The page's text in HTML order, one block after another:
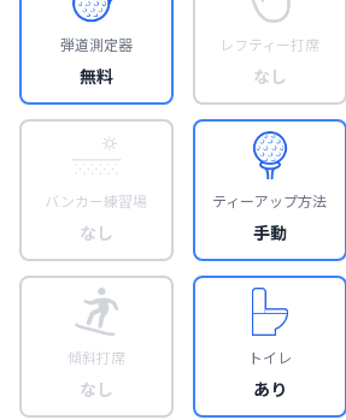
弾道測定器
無料
レフティー打席
なし
バンカー練習場
なし
ティーアップ方法
手動
傾斜打席
なし
トイレ
あり